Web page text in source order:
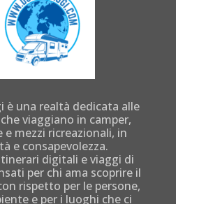
è una realtà dedicata alle
viaggiano in camper,
mezzi ricreazionali, in
e consapevolezza.
digitali e viaggi di
per chi ama scoprire il
rispetto per le persone,
e per i luoghi che ci